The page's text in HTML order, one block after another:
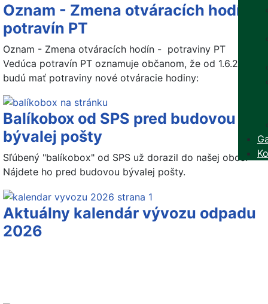
Oznam - Zmena otváracích hodín
potravín PT
Oznam - Zmena otváracích hodín - potraviny PT
Vedúca potravín PT oznamuje občanom, že od 1.6.2026
budú mať potraviny nové otváracie hodiny:
Balíkobox od SPS pred budovou
bývalej pošty
Sľúbený "balíkobox" od SPS už dorazil do našej obce.
Nájdete ho pred budovou bývalej pošty.
Aktuálny kalendár vývozu odpadu
2026